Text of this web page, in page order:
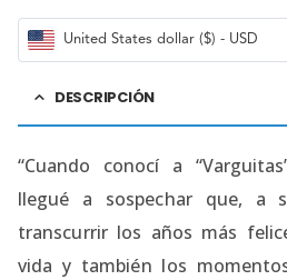
United States dollar ($) - USD
DESCRIPCIÓN
“Cuando conocí a
llegué a sospechar que, a
transcurrir los años más
vida y también los